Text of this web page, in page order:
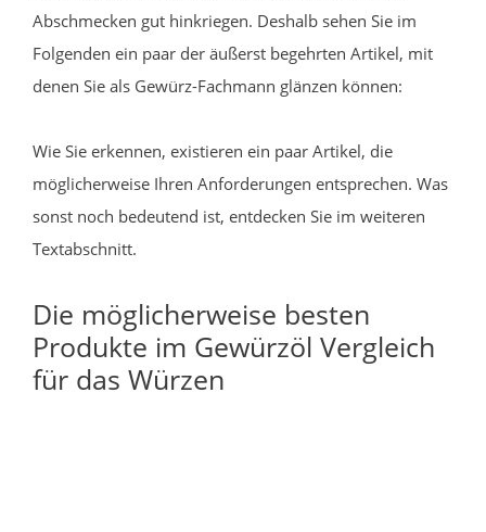
Abschmecken gut hinkriegen. Deshalb sehen Sie im
Folgenden ein paar der äußerst begehrten Artikel, mit
denen Sie als Gewürz-Fachmann glänzen können:
Wie Sie erkennen, existieren ein paar Artikel, die
möglicherweise Ihren Anforderungen entsprechen. Was
sonst noch bedeutend ist, entdecken Sie im weiteren
Textabschnitt.
Die möglicherweise besten
Produkte im Gewürzöl Vergleich
für das Würzen